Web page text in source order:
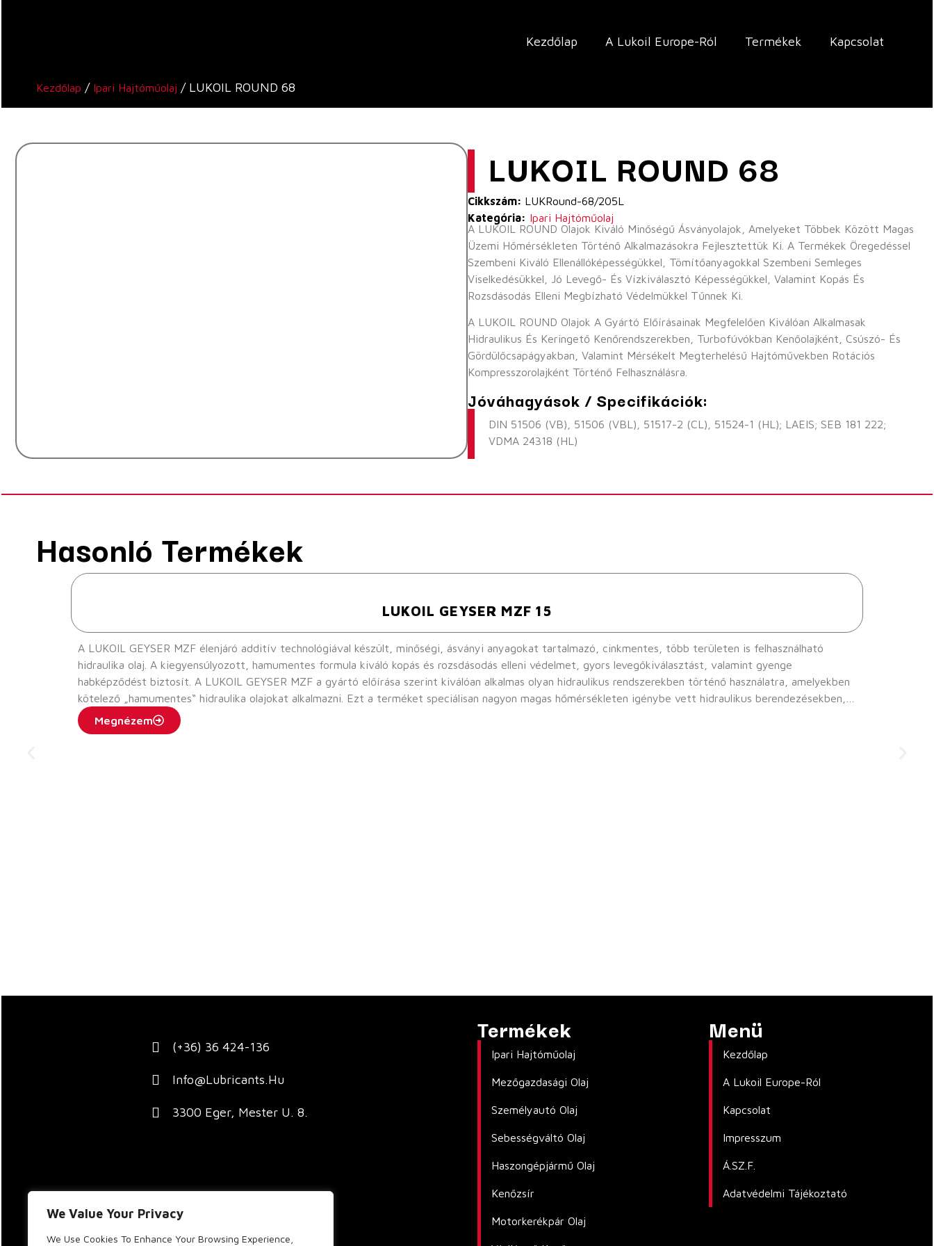
We Value Your Privacy
We Use Cookies To Enhance Your Browsing Experience,
Kezdőlap A Lukoil Europe-Ról Termékek Kapcsolat
Kezdőlap / Ipari Hajtóműolaj / LUKOIL ROUND 68
LUKOIL ROUND 68
Cikkszám: LUKRound-68/205L
Kategória: Ipari Hajtóműolaj
A LUKOIL ROUND Olajok Kiváló Minőségű Ásványolajok, Amelyeket Többek Között Magas
Üzemi Hőmérsékleten Történő Alkalmazásokra Fejlesztettük Ki. A Termékek Öregedéssel
Szembeni Kiváló Ellenállóképességükkel, Tömítőanyagokkal Szembeni Semleges
Viselkedésükkel, Jó Levegő- És Vízkiválasztó Képességükkel, Valamint Kopás És
Rozsdásodás Elleni Megbízható Védelmükkel Tűnnek Ki.
A LUKOIL ROUND Olajok A Gyártó Előírásainak Megfelelően Kiválóan Alkalmasak
Hidraulikus És Keringető Kenőrendszerekben, Turbofúvókban Kenőolajként, Csúszó- És
Gördülőcsapágyakban, Valamint Mérsékelt Megterhelésű Hajtóművekben Rotációs
Kompresszorolajként Történő Felhasználásra.
Jóváhagyások / Specifikációk:
DIN 51506 (VB), 51506 (VBL), 51517-2 (CL), 51524-1 (HL); LAEIS; SEB 181 222;
VDMA 24318 (HL)
Hasonló Termékek
LUKOIL GEYSER MZF 15
A LUKOIL GEYSER MZF élenjáró additív technológiával készült, minőségi, ásványi anyagokat tartalmazó, cinkmentes, több területen is felhasználható
hidraulika olaj. A kiegyensúlyozott, hamumentes formula kiváló kopás és rozsdásodás elleni védelmet, gyors levegőkiválasztást, valamint gyenge
habképződést biztosít. A LUKOIL GEYSER MZF a gyártó előírása szerint kiválóan alkalmas olyan hidraulikus rendszerekben történő használatra, amelyekben
kötelező „hamumentes“ hidraulika olajokat alkalmazni. Ezt a terméket speciálisan nagyon magas hőmérsékleten igénybe vett hidraulikus berendezésekben,
például acélgyárak nagyolvasztóiban történő használatra ajánljuk.
Megnézem
(+36) 36 424-136
Info@lubricants.hu
3300 Eger, Mester U. 8.
Termékek
Ipari Hajtóműolaj
Mezőgazdasági Olaj
Személyautó Olaj
Sebességváltó Olaj
Haszongépjármű Olaj
Kenőzsír
Motorkerékpár Olaj
Menü
Kezdőlap
A Lukoil Europe-Ról
Kapcsolat
Impresszum
Á.SZ.F.
Adatvédelmi Tájékoztató